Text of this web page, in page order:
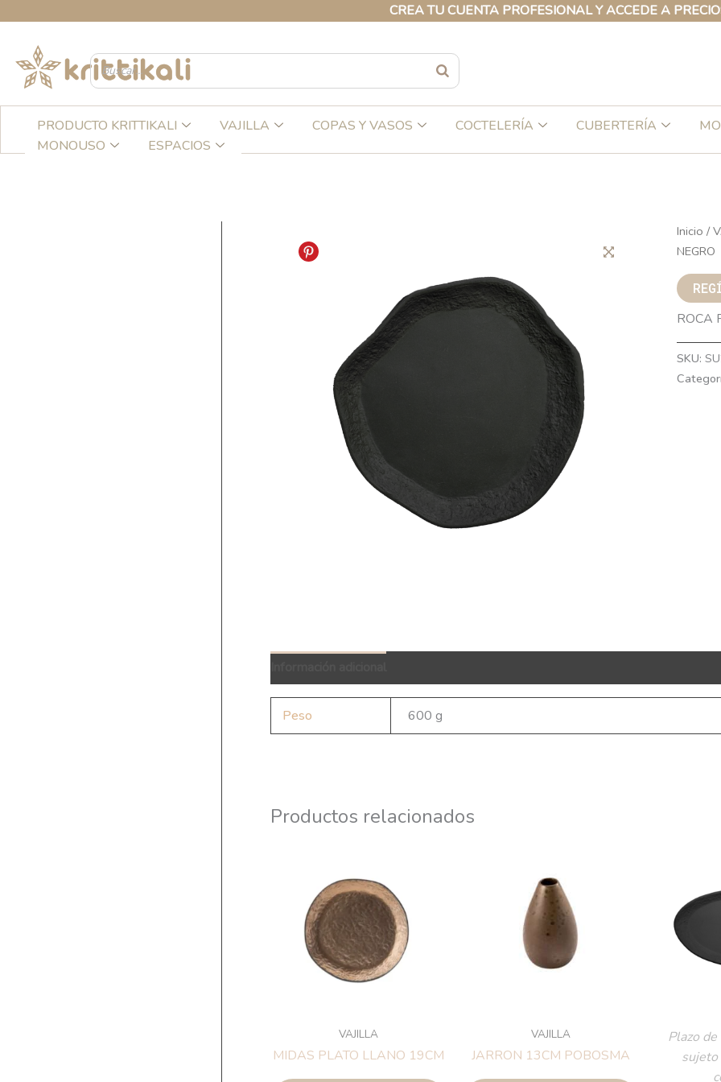
CREA TU CUENTA PROFESIONAL Y ACCEDE A PRECIOS
contenido
PRODUCTO KRITTIKALI VAJILLA COPAS Y VASOS COCTELERÍA CUBERTERÍA
MONOUSO
ESPACIOS
Inicio /
NEGRO
ROCA
SKU:
Peso 600 g
Productos relacionados
VAJILLA
MIDAS PLATO LLANO 19CM
VAJILLA
JARRON 13CM POBOSMA
Plazo
sujeto